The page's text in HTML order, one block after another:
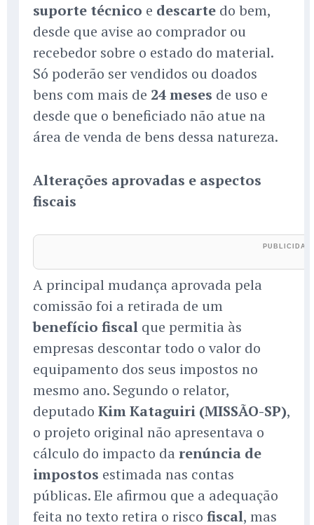
suporte técnico e descarte do bem,
desde que avise ao comprador ou
recebedor sobre o estado do material.
Só poderão ser vendidos ou doados
bens com mais de 24 meses de uso e
desde que o beneficiado não atue na
área de venda de bens dessa natureza.
Alterações aprovadas e aspectos
fiscais
A principal mudança aprovada pela
comissão foi a retirada de um
benefício fiscal que permitia às
empresas descontar todo o valor do
equipamento dos seus impostos no
mesmo ano. Segundo o relator,
deputado Kim Kataguiri (MISSÃO-SP),
o projeto original não apresentava o
cálculo do impacto da renúncia de
impostos estimada nas contas
públicas. Ele afirmou que a adequação
feita no texto retira o risco fiscal, mas